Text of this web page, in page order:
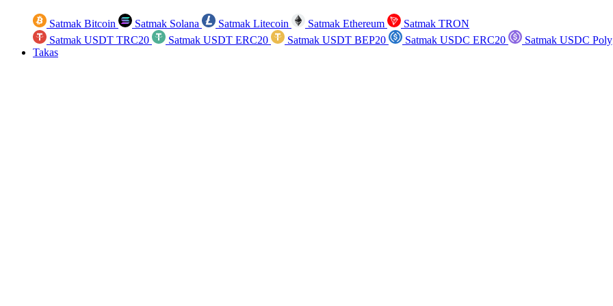
Satmak Bitcoin Satmak Solana Satmak Litecoin Satmak Ethereum
Satmak TRON
Satmak USDT TRC20
Satmak USDT ERC20 Satmak USDT BEP20 Satmak USDC ERC20
Satmak USDC
Takas